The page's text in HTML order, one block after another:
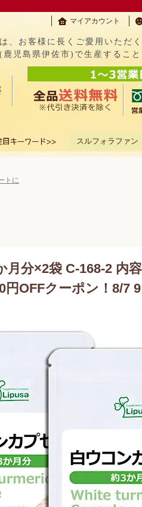
マイアカウント
、お客様に長くご愛用いただ
児島県伊佐市)で生産するこ
スルフォラファン
トに
分×2袋 C-168-2 内
OFFクーポン！8/7